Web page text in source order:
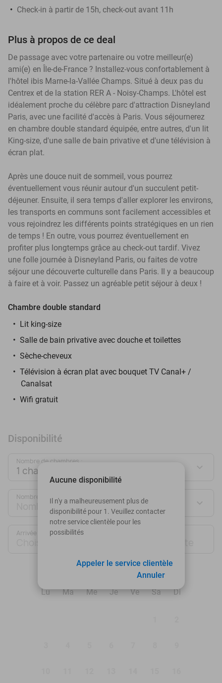
Check-in à partir de 15h, check-out avant 11h
Plus à propos de ce deal
De passage avec votre partenaire ou votre meilleur(e)
ami(e) en Île-de-France ? Installez-vous confortablement à
l'hôtel ibis Marne-la-Vallée Champs. Situé à deux pas du
Centrex et de la station RER A - Noisy-Champs. L'hôtel est
idéalement proche du célèbre parc d'attraction Disneyland
Paris, avec une facilité d'accès à Paris. Vous séjournerez
en chambre double standard équipée, entre autres, d'un lit
King-size, d'une salle de bain privative et d'une télévision à
écran plat.
Après une douce nuit de sommeil, vous pourrez
éventuellement vous réunir autour d'un succulent petit-
déjeuner. Ensuite, il sera temps d'aller explorer les environs,
les transports en communs sont facilement accessibles et
vous rejoindrez les différents points stratégiques en un rien
de temps ! En outre, vous pourrez éventuellement en
profiter plus longtemps grâce au check-out tardif. Vivez
une folle journée à Disneyland Paris, ou faites de votre
séjour une découverte culturelle dans Paris. Il y a beaucoup
à faire et à voir. Passez un agréable petit séjour à deux !
Chambre double standard
Lit king-size
Salle de bain privative avec douche et toilettes
Sèche-cheveux
Télévision à écran plat avec bouquet TV Canal+ /
Canalsat
Wifi gratuit
Disponibilité
Nombre de chambres :
1 chambre
Nombre de personnes :
Nombre de personnes
Arrivée
Lu
Ma Me Je Ve Sa Di
Aucune disponibilité
Il n'y a malheureusement plus de
disponibilité pour 1. Veuillez contacter
notre service clientèle pour les
possibilités
Appeler le service clientèle
Annuler